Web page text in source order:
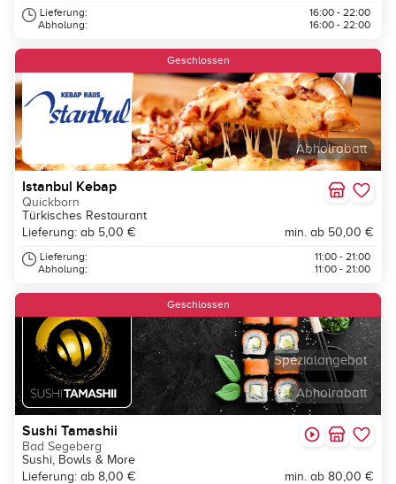
Lieferung:
Abholung:
16:00 - 22:00
16:00 - 22:00
Abholrabatt
Geschlossen
Istanbul Kebap
Quickborn
Türkisches Restaurant
Lieferung: ab 5,00 €
min. ab 50,00 €
Lieferung:
Abholung:
11:00 - 21:00
11:00 - 21:00
Abholrabatt
Spezialangebot
Geschlossen
Sushi Tamashii
Bad Segeberg
Sushi, Bowls & More
Lieferung: ab 8,00 €
min. ab 80,00 €